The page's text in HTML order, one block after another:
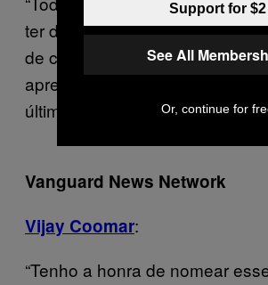
ter de passar pela base de
de crises, mas esse pessoal já
aprendido com as m****s que
últimas atrocidades.”
Vanguard News Network
Vijay Coomar:
“Tenho a honra de nomear
Support for $2
See All
Or, continue for